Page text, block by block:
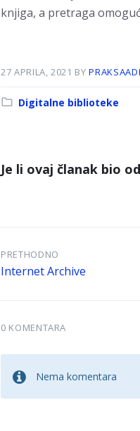
knjiga, a pretraga
27 APRILA, 2021 BY
Kategorija:
Digitalne biblioteke
Je li ovaj članak bio
PRETHODNO
Internet Archive
0 KOMENTARA
Nema komentara